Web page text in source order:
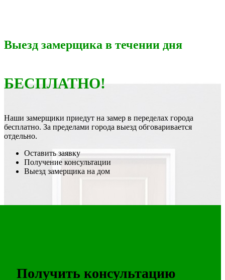
Выезд замерщика в течении дня
БЕСПЛАТНО!
Наши замерщики приедут на замер в переделах города
бесплатно. За пределами города выезд обговаривается
отдельно.
Оставить заявку
Получение консультации
Выезд замерщика на дом
Получить консультацию